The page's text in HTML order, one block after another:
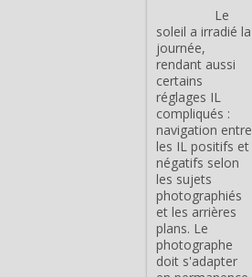
Le
soleil a irradié la
journée,
rendant aussi
certains
réglages IL
compliqués :
navigation entre
les IL positifs et
négatifs selon
les sujets
photographiés
et les arrières
plans. Le
photographe
doit s'adapter